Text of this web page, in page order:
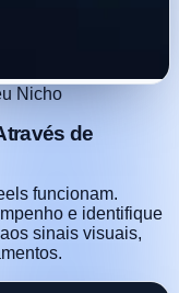
Nicho
de
funcionam.
e identifique
sinais visuais,